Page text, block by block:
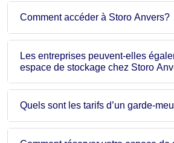
Comment accéder à Storo Anvers?
Les entreprises peuvent-elles
espace de stockage chez Storo
Quels sont les tarifs d’un garde-